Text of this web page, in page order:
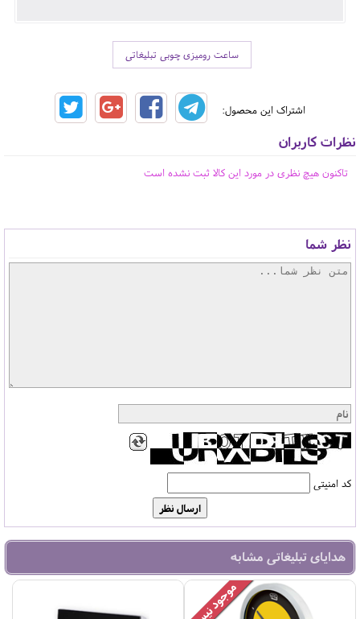
ساعت رومیزی چوبی تبلیغاتی
اشتراک این محصول:
نظرات کاربران
تاکنون هیچ نظری در مورد این کالا ثبت نشده است
نظر شما
کد امنیتی
هدایای تبلیغاتی مشابه